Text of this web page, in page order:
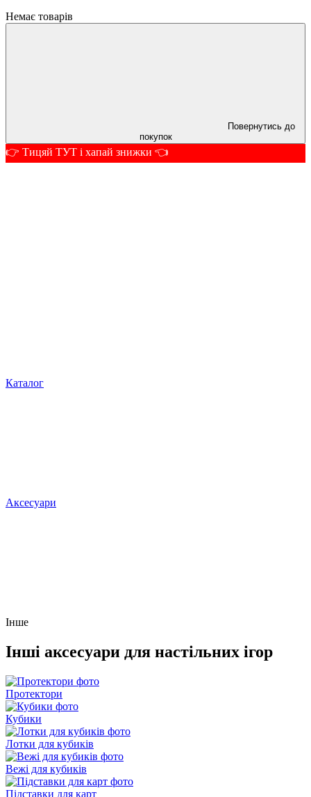
Немає товарів
Повернутись до
покупок
👉 Тицяй ТУТ і хапай знижки 👈
Каталог
Аксесуари
Інше
Інші аксесуари для настільних ігор
Протектори
Кубики
Лотки для кубиків
Вежі для кубиків
Підставки для карт